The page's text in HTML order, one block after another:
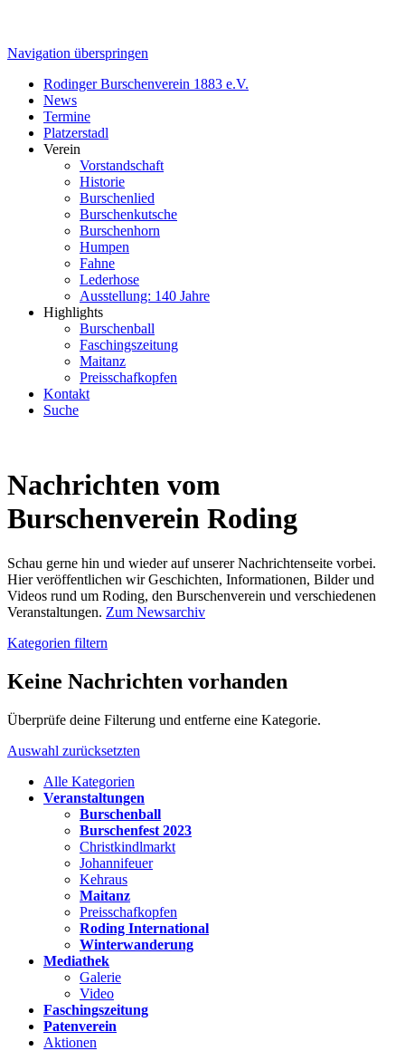
Navigation überspringen
Rodinger Burschenverein 1883 e.V.
News
Termine
Platzerstadl
Verein
Vorstandschaft
Historie
Burschenlied
Burschenkutsche
Burschenhorn
Humpen
Fahne
Lederhose
Ausstellung: 140 Jahre
Highlights
Burschenball
Faschingszeitung
Maitanz
Preisschafkopfen
Kontakt
Suche
Nachrichten vom
Burschenverein Roding
Schau gerne hin und wieder auf unserer Nachrichtenseite vorbei.
Hier veröffentlichen wir Geschichten, Informationen, Bilder und
Videos rund um Roding, den Burschenverein und verschiedenen
Veranstaltungen. Zum Newsarchiv
Kategorien filtern
Keine Nachrichten vorhanden
Überprüfe deine Filterung und entferne eine Kategorie.
Auswahl zurücksetzten
Alle Kategorien
Veranstaltungen
Burschenball
Burschenfest 2023
Christkindlmarkt
Johannifeuer
Kehraus
Maitanz
Preisschafkopfen
Roding International
Winterwanderung
Mediathek
Galerie
Video
Faschingszeitung
Patenverein
Aktionen